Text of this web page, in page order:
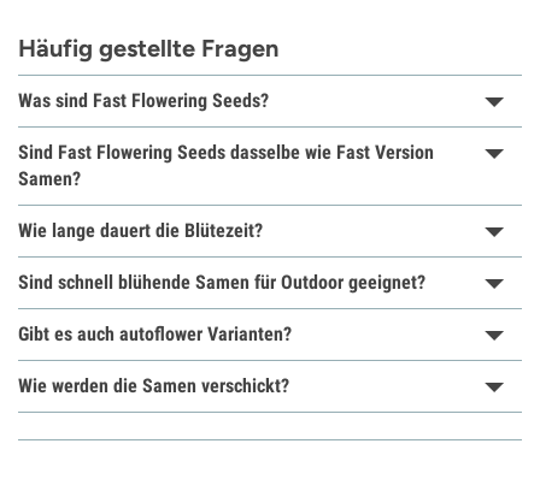
Häufig gestellte Fragen
Was sind Fast Flowering Seeds?
Sind Fast Flowering Seeds dasselbe wie Fast Version
Samen?
Wie lange dauert die Blütezeit?
Sind schnell blühende Samen für Outdoor geeignet?
Gibt es auch autoflower Varianten?
Wie werden die Samen verschickt?